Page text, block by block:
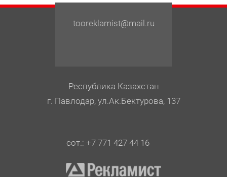
tooreklamist@mail.ru
Республика Казахстан
г. Павлодар, ул.Ак.Бектурова, 137
сот.: +7 771 427 44 16